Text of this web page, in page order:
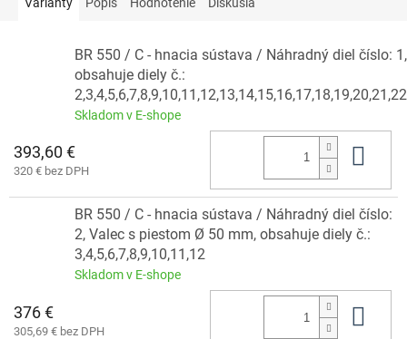
BR 550 / C - hnacia sústava / Náhradný diel číslo:
obsahuje diely č.:
Skladom v E-shope
393,60 €
320 € bez DPH
BR 550 / C - hnacia sústava / Náhradný diel číslo:
2, Valec s piestom Ø 50 mm, obsahuje diely č.:
3,4,5,6,7,8,9,10,11,12
Skladom v E-shope
376 €
305,69 € bez DPH